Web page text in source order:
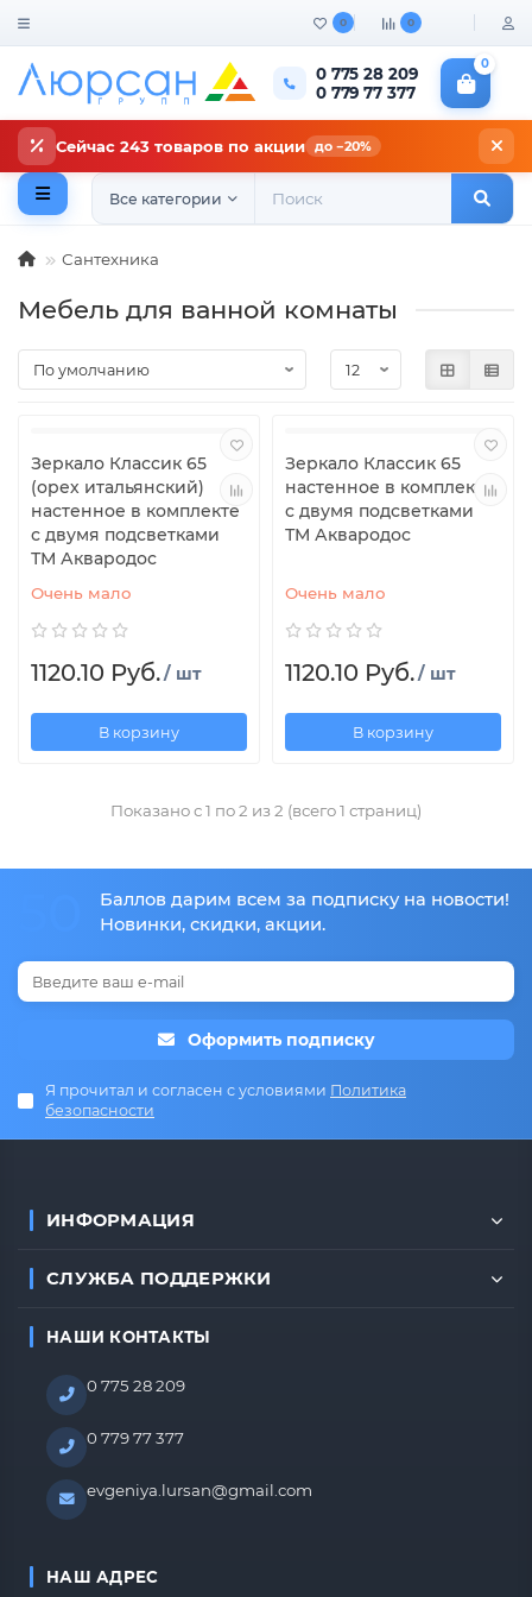
0 0
0 775 28 209
0 779 77 377
0
Сейчас 243 товаров по акции до −20%
Все категории
Сантехника
Мебель для ванной комнаты
Зеркало Классик 65
(орех итальянский)
настенное в комплекте
с двумя подсветками
ТМ Аквародос
Очень мало
1120.10 Руб./ шт
В корзину
Зеркало Классик 65
настенное в комплекте
с двумя подсветками
ТМ Аквародос
Очень мало
1120.10 Руб./ шт
В корзину
Показано с 1 по 2 из 2 (всего 1 страниц)
Баллов дарим всем за подписку на новости!
Новинки, скидки, акции.
Оформить подписку
Я прочитал и согласен с условиями Политика
безопасности
ИНФОРМАЦИЯ
СЛУЖБА ПОДДЕРЖКИ
НАШИ КОНТАКТЫ
0 775 28 209
0 779 77 377
evgeniya.lursan@gmail.com
НАШ АДРЕС